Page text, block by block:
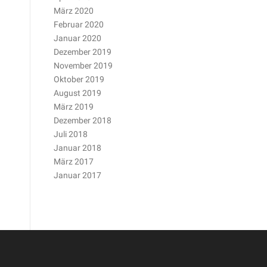
März 2020
Februar 2020
Januar 2020
Dezember 2019
November 2019
Oktober 2019
August 2019
März 2019
Dezember 2018
Juli 2018
Januar 2018
März 2017
Januar 2017